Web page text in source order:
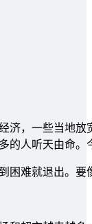
济，一些当地
的人听天由命
困难就退出。